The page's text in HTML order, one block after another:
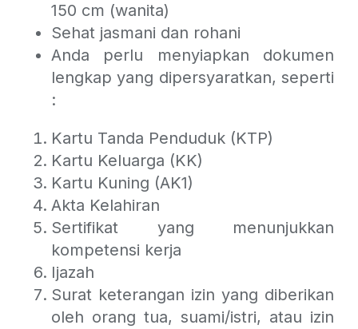
150 cm (wanita)
Sehat jasmani dan rohani
Anda perlu menyiapkan dokumen
lengkap yang dipersyaratkan, seperti
:
Kartu Tanda Penduduk (KTP)
Kartu Keluarga (KK)
Kartu Kuning (AK1)
Akta Kelahiran
Sertifikat yang menunjukkan
kompetensi kerja
Ijazah
Surat keterangan izin yang diberikan
oleh orang tua, suami/istri, atau izin